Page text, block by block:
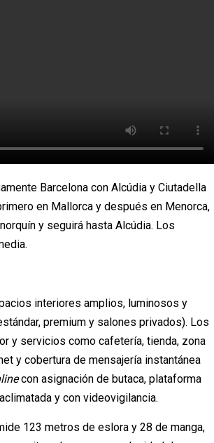
Barcelona con Alcúdia y Ciutadella
en Mallorca y después en Menorca,
y seguirá hasta Alcúdia. Los
interiores amplios, luminosos y
premium y salones privados). Los
y servicios como cafetería, tienda, zona
y cobertura de mensajería instantánea
con asignación de butaca, plataforma
y con videovigilancia.
123 metros de eslora y 28 de manga,